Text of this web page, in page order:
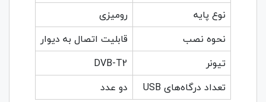
نوع پایه
رومیزی
نحوه نصب
قابلیت اتصال به دیوار
تیونر
DVB-T2
تعداد درگاه‌های USB
دو عدد